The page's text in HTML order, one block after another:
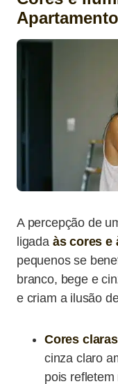
A percepção de
ligada às cores e
pequenos se
branco, bege e
e criam a ilusão
Cores claras
cinza claro
pois